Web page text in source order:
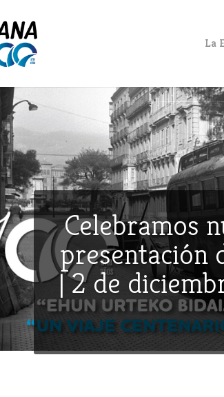
La
Celebramos
presentación
| 2 de